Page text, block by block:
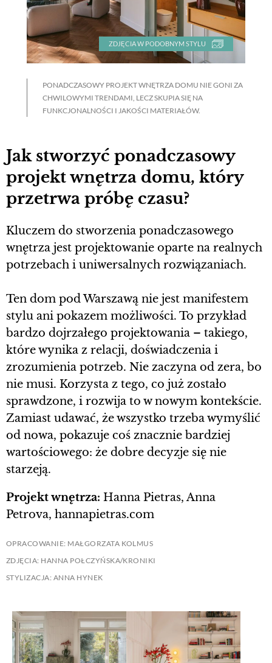
ZDJĘCIA W PODOBNYM STYLU
PONADCZASOWY PROJEKT WNĘTRZA DOMU NIE GONI ZA
CHWILOWYMI TRENDAMI, LECZ SKUPIA SIĘ NA
FUNKCJONALNOŚCI I JAKOŚCI MATERIAŁÓW.
Jak stworzyć ponadczasowy
projekt wnętrza domu, który
przetrwa próbę czasu?
Kluczem do stworzenia ponadczasowego
wnętrza jest projektowanie oparte na realnych
potrzebach i uniwersalnych rozwiązaniach.
Ten dom pod Warszawą nie jest manifestem
stylu ani pokazem możliwości. To przykład
bardzo dojrzałego projektowania – takiego,
które wynika z relacji, doświadczenia i
zrozumienia potrzeb. Nie zaczyna od zera, bo
nie musi. Korzysta z tego, co już zostało
sprawdzone, i rozwija to w nowym kontekście.
Zamiast udawać, że wszystko trzeba wymyślić
od nowa, pokazuje coś znacznie bardziej
wartościowego: że dobre decyzje się nie
starzeją.
Projekt wnętrza: Hanna Pietras, Anna
Petrova, hannapietras.com
OPRACOWANIE: MAŁGORZATA KOLMUS
ZDJĘCIA: HANNA POŁCZYŃSKA/KRONIKI
STYLIZACJA: ANNA HYNEK